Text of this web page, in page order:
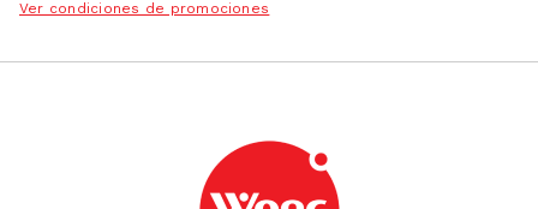
Ver condiciones de promociones